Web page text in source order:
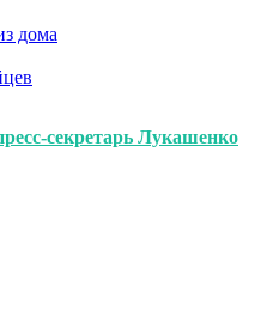
дома
секретарь Лукашенко